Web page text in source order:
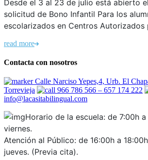
Desde el 3 al 23 de julio está abierto
solicitud de Bono Infantil Para los
escolarizados en Centros
read more
Contacta con nosotros
Calle Narciso Yepes,4, Urb. El
Torrevieja
966 786 566 – 657 174 222
info@lacasitabilingual.com
Horario de la escuela: de 7:00h a
viernes.
Atención al Público: de 16:00h a
jueves. (Previa cita).